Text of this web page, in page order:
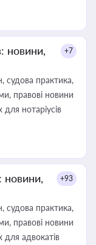
новини,
+7
судова практика,
правові новини
нотаріусів
новини,
+93
судова практика,
правові новини
адвокатів